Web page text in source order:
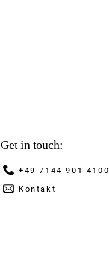
Get in touch:
+49 7144 901 4100
Kontakt